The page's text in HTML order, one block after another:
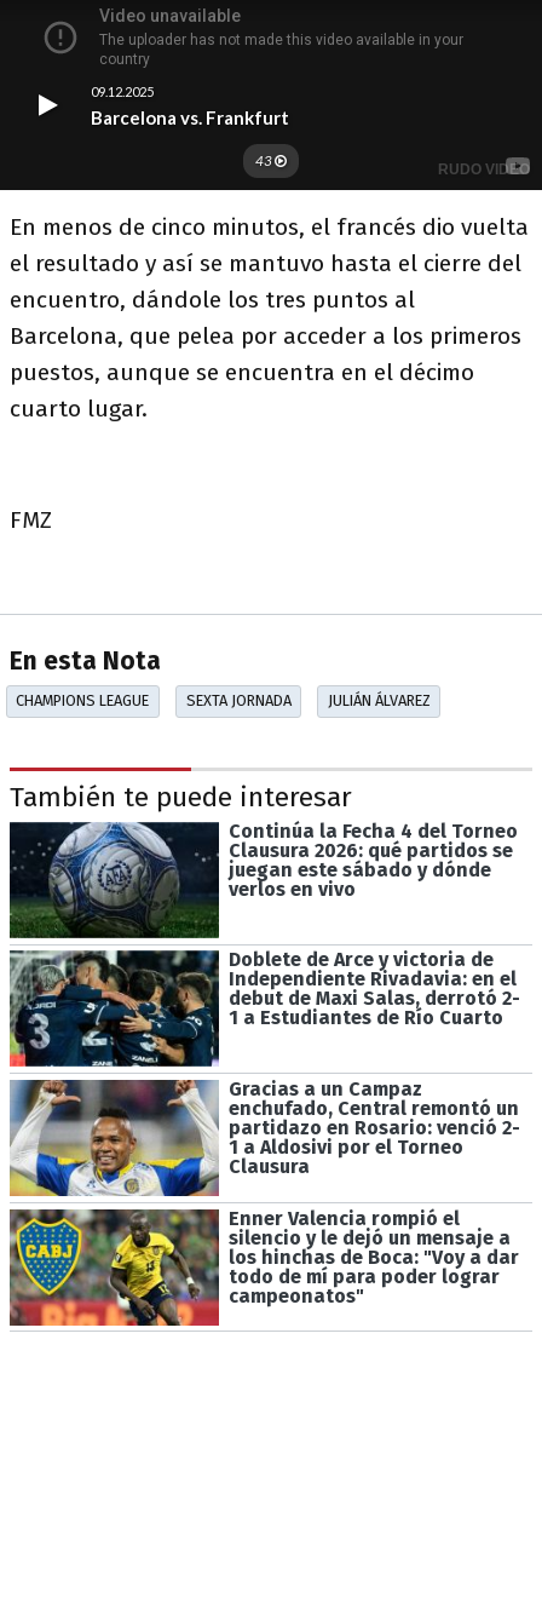
En menos de cinco minutos, el francés dio vuelta
el resultado y así se mantuvo hasta el cierre del
encuentro, dándole los tres puntos al
Barcelona, que pelea por acceder a los primeros
puestos, aunque se encuentra en el décimo
cuarto lugar.
FMZ
En esta Nota
CHAMPIONS LEAGUE SEXTA JORNADA JULIÁN ÁLVAREZ
También te puede interesar
Continúa la Fecha 4 del Torneo
Clausura 2026: qué partidos se
juegan este sábado y dónde
verlos en vivo
Doblete de Arce y victoria de
Independiente Rivadavia: en el
debut de Maxi Salas, derrotó 2-
1 a Estudiantes de Río Cuarto
Gracias a un Campaz
enchufado, Central remontó un
partidazo en Rosario: venció 2-
1 a Aldosivi por el Torneo
Clausura
Enner Valencia rompió el
silencio y le dejó un mensaje a
los hinchas de Boca: "Voy a dar
todo de mí para poder lograr
campeonatos"